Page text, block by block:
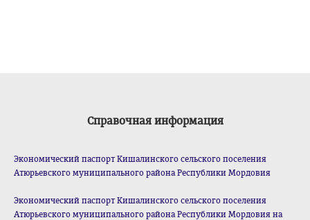
Справочная информация
Экономический паспорт Кишалинского сельского поселения
Атюрьевского муниципального района Республики Мордовия
Экономический паспорт Кишалинского сельского поселения
Атюрьевского муниципального района Республики Мордовия на